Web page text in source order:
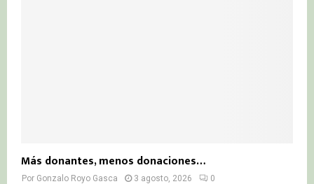
Más donantes, menos donaciones…
Por Gonzalo Royo Gasca 3 agosto, 2026 0